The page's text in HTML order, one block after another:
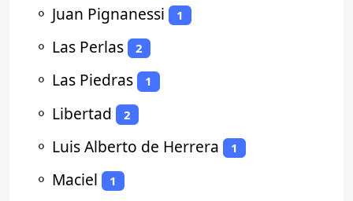
⚬ Juan Pignanessi 1
⚬ Las Perlas 2
⚬ Las Piedras 1
⚬ Libertad 2
⚬ Luis Alberto de Herrera 1
⚬ Maciel 1